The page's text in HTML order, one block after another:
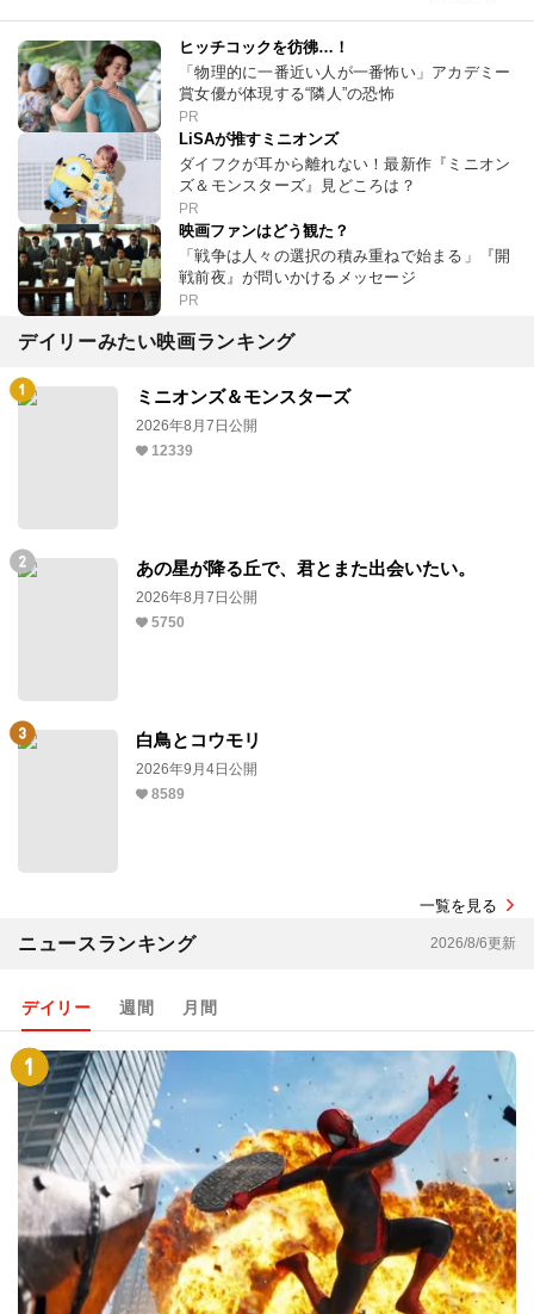
ヒッチコックを彷彿…！
「物理的に一番近い人が一番怖い」アカデミー
賞女優が体現する“隣人”の恐怖
PR
LiSAが推すミニオンズ
ダイフクが耳から離れない！最新作『ミニオン
ズ＆モンスターズ』見どころは？
PR
映画ファンはどう観た？
「戦争は人々の選択の積み重ねで始まる」『開
戦前夜』が問いかけるメッセージ
PR
デイリーみたい映画ランキング
ミニオンズ＆モンスターズ
2026年8月7日公開
12339
あの星が降る丘で、君とまた出会いたい。
2026年8月7日公開
5750
白鳥とコウモリ
2026年9月4日公開
8589
一覧を見る
ニュースランキング 2026/8/6更新
デイリー 週間 月間